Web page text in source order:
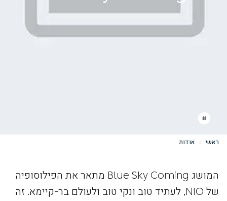
ראשי אודות
המושג Blue Sky Coming מתאר את הפילוסופיה
של NIO, לעתיד טוב ונקי טוב ולעולם בר-קיימא. זה